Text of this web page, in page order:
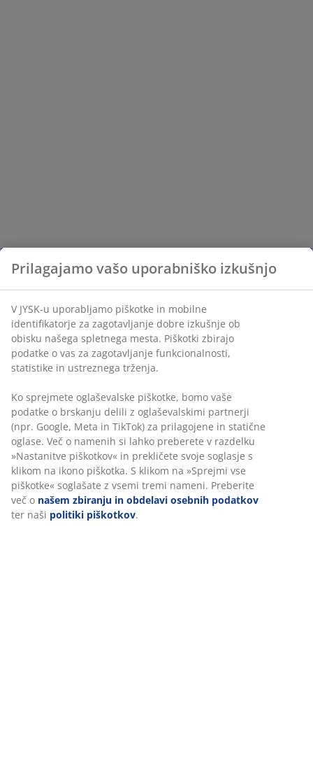
Prilagajamo vašo uporabniško izkušnjo
V JYSK-u uporabljamo piškotke in mobilne
identifikatorje za zagotavljanje dobre izkušnje ob
obisku našega spletnega mesta. Piškotki zbirajo
podatke o vas za zagotavljanje funkcionalnosti,
statistike in ustreznega trženja.
Ko sprejmete oglaševalske piškotke, bomo vaše
podatke o brskanju delili z oglaševalskimi partnerji
(npr. Google, Meta in TikTok) za prilagojene in statične
oglase. Več o namenih si lahko preberete v razdelku
»Nastanitve piškotkov« in prekličete svoje soglasje s
klikom na ikono piškotka. S klikom na »Sprejmi vse
piškotke« soglašate z vsemi tremi nameni. Preberite
več o našem zbiranju in obdelavi osebnih podatkov
ter naši politiki piškotkov.